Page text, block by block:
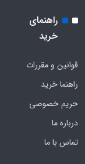
راهنمای
خرید
قوانین و مقررات
راهنما خرید
حریم خصوصی
درباره ما
تماس با ما